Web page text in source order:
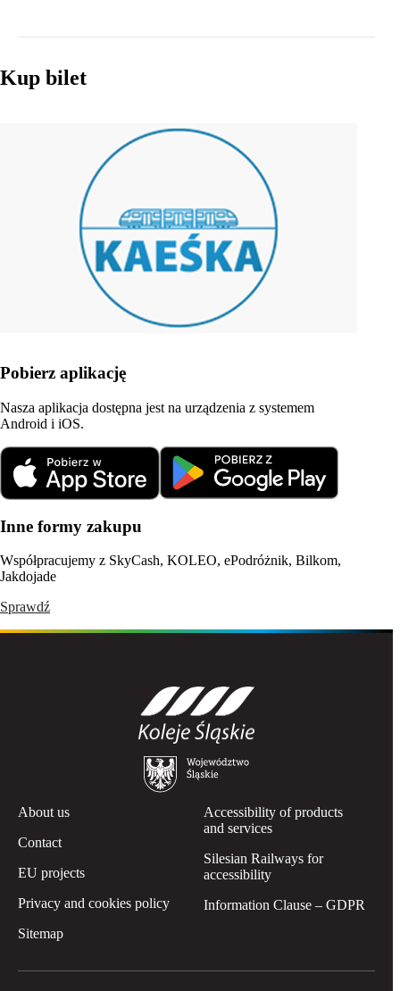
Kup bilet
Pobierz aplikację
Nasza aplikacja dostępna jest na urządzenia z systemem
Android i iOS.
Inne formy zakupu
Współpracujemy z SkyCash, KOLEO, ePodróżnik, Bilkom,
Jakdojade
Sprawdź
About us
Contact
EU projects
Privacy and cookies policy
Sitemap
Accessibility of products
and services
Silesian Railways for
accessibility
Information Clause – GDPR